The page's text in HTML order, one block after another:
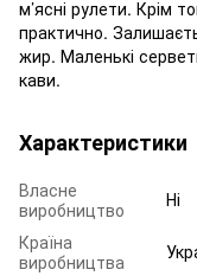
м’ясні рулети. Крім
практично.
жир. Маленькі
кави.
Характеристики
Власне
виробництво
Ні
Країна
виробництва